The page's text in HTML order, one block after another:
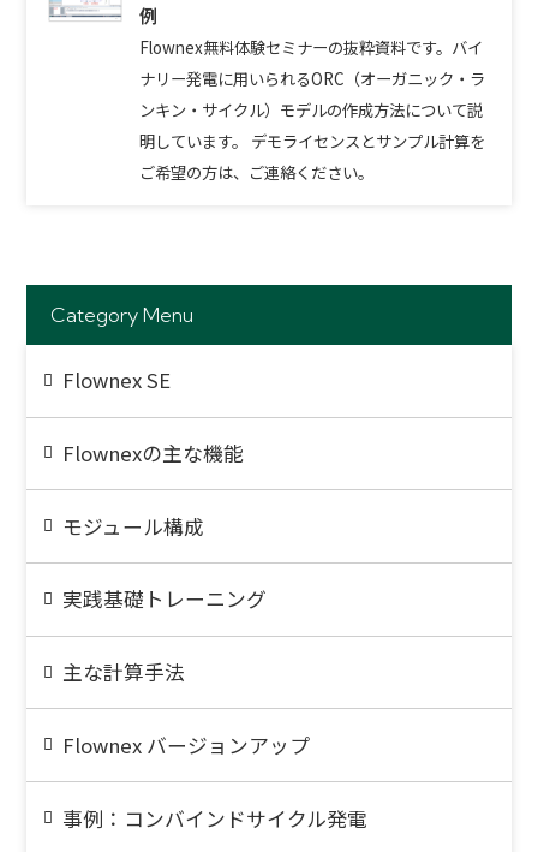
例
Flownex無料体験セミナーの抜粋資料です。バイ
ナリー発電に用いられるORC（オーガニック・ラ
ンキン・サイクル）モデルの作成方法について説
明しています。 デモライセンスとサンプル計算を
ご希望の方は、ご連絡ください。
Category Menu
Flownex SE
Flownexの主な機能
モジュール構成
実践基礎トレーニング
主な計算手法
Flownex バージョンアップ
事例：コンバインドサイクル発電